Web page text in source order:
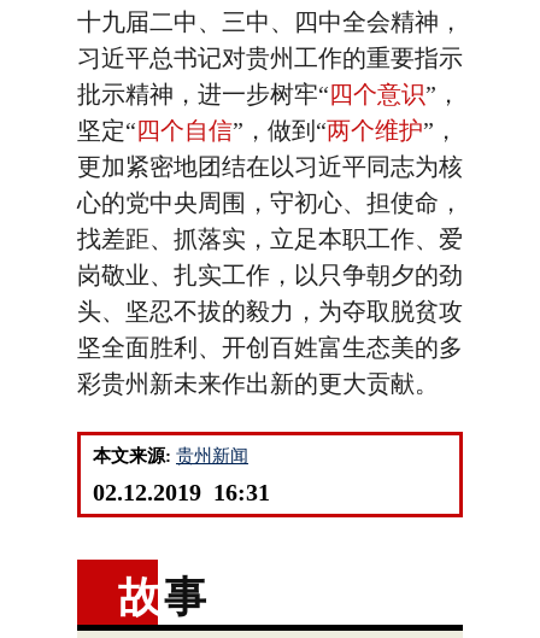
十九届二中、三中、四中全会精神，
习近平总书记对贵州工作的重要指示
批示精神，进一步树牢“四个意识”，
坚定“四个自信”，做到“两个维护”，
更加紧密地团结在以习近平同志为核
心的党中央周围，守初心、担使命，
找差距、抓落实，立足本职工作、爱
岗敬业、扎实工作，以只争朝夕的劲
头、坚忍不拔的毅力，为夺取脱贫攻
坚全面胜利、开创百姓富生态美的多
彩贵州新未来作出新的更大贡献。
本文来源: 贵州新闻
02.12.2019 16:31
故事